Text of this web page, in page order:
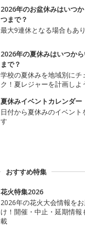
2026年のお盆休みはいつ
つまで？
最大9連休となる場合もあり
2026年の夏休みはいつか
まで？
学校の夏休みを地域別にチ
ク！夏レジャーを計画しよ
夏休みイベントカレンダー
日付から夏休みのイベント
す
おすすめ特集
花火特集2026
2026年の花火大会情報を
け！開催・中止・延期情報
載